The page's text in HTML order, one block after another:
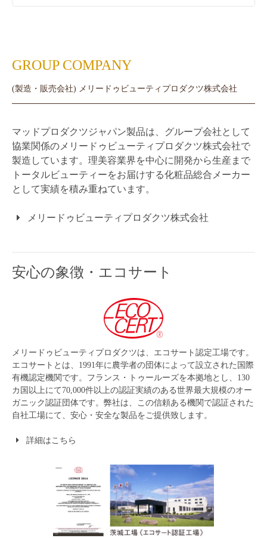
GROUP COMPANY
(製造・販売会社) メリードゥビューティプロダクツ株式会社
マッドプロダクツジャパン製品は、グループ会社として
協業関係のメリードゥビューティプロダクツ株式会社で
製造しています。理美容業界を中心に開発から生産まで
トータルビューティーをお届けする化粧品総合メーカー
として実績を積み重ねています。
メリードゥビューティプロダクツ株式会社
安心の象徴・エコサート
メリードゥビューティプロダクツは、エコサート認定工場です。
エコサートとは、1991年に農学者の団体によって設立された国際
有機認定機関です。フランス・トゥールーズを本拠地とし、130
カ国以上にて70,000件以上の認証実績のある世界最大規模のオー
ガニック認証団体です。弊社は、この信頼ある機関で認証された
自社工場にて、安心・安全な製品をご提供致します。
詳細はこちら